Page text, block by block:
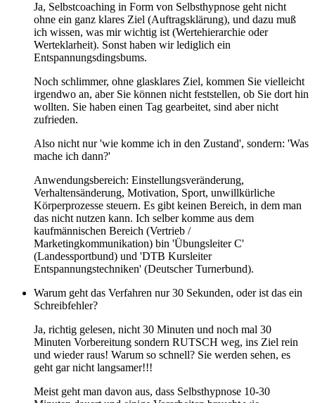
Ja, Selbstcoaching in Form von Selbsthypnose geht nicht
ohne ein ganz klares Ziel (Auftragsklärung), und dazu muß
ich wissen, was mir wichtig ist (Wertehierarchie oder
Werteklarheit). Sonst haben wir lediglich ein
Entspannungsdingsbums.
Noch schlimmer, ohne glasklares Ziel, kommen Sie vielleicht
irgendwo an, aber Sie können nicht feststellen, ob Sie dort hin
wollten. Sie haben einen Tag gearbeitet, sind aber nicht
zufrieden.
Also nicht nur 'wie komme ich in den Zustand', sondern: 'Was
mache ich dann?'
Anwendungsbereich: Einstellungsveränderung,
Verhaltensänderung, Motivation, Sport, unwillkürliche
Körperprozesse steuern. Es gibt keinen Bereich, in dem man
das nicht nutzen kann. Ich selber komme aus dem
kaufmännischen Bereich (Vertrieb /
Marketingkommunikation) bin 'Übungsleiter C'
(Landessportbund) und 'DTB Kursleiter
Entspannungstechniken' (Deutscher Turnerbund).
Warum geht das Verfahren nur 30 Sekunden, oder ist das ein
Schreibfehler?
Ja, richtig gelesen, nicht 30 Minuten und noch mal 30
Minuten Vorbereitung sondern RUTSCH weg, ins Ziel rein
und wieder raus! Warum so schnell? Sie werden sehen, es
geht gar nicht langsamer!!!
Meist geht man davon aus, dass Selbsthypnose 10-30